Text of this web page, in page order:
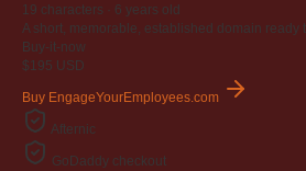
19 characters · 6 years old
A short, memorable, established domain
Buy-it-now
$195 USD
Buy EngageYourEmployees.com
Afternic
GoDaddy checkout